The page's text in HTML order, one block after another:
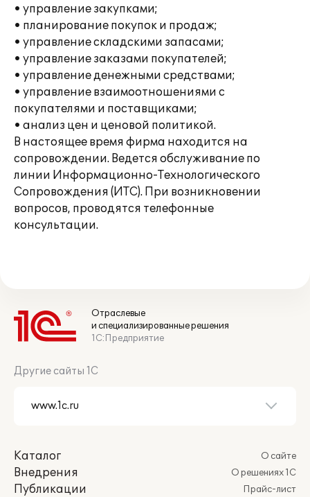
• управление закупками;
• планирование покупок и продаж;
• управление складскими запасами;
• управление заказами покупателей;
• управление денежными средствами;
• управление взаимоотношениями с
покупателями и поставщиками;
• анализ цен и ценовой политикой.
В настоящее время фирма находится на
сопровождении. Ведется обслуживание по
линии Информационно-Технологического
Сопровождения (ИТС). При возникновении
вопросов, проводятся телефонные
консультации.
Отраслевые
и специализированные решения
1С:Предприятие
Другие сайты 1С
Каталог
Внедрения
Публикации
О сайте
О решениях 1С
Прайс-лист